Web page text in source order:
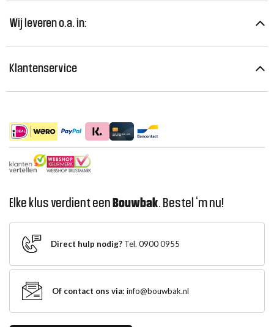
Elke klus verdient een Bouwbak. Bestel ‘m nu!
Direct hulp nodig? Tel. 0900 0955
Of contact ons via: info@bouwbak.nl
Wij leveren o.a. in:
Klantenservice